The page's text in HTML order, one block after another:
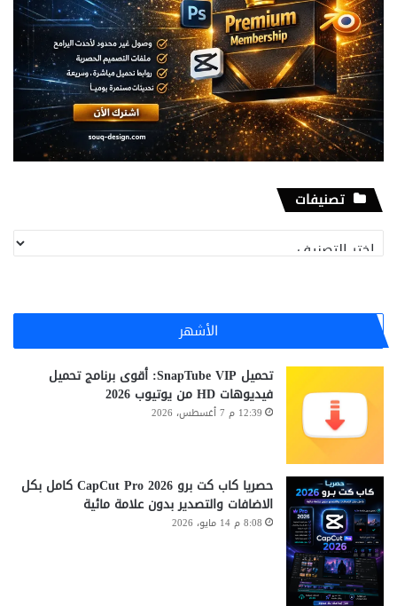
تصنيفات
تصنيفات
الأشهر
تحميل SnapTube VIP: أقوى برنامج تحميل
فيديوهات HD من يوتيوب 2026
12:39 م 7 أغسطس، 2026
حصريا كاب كت برو CapCut Pro 2026 كامل بكل
الاضافات والتصدير بدون علامة مائية
8:08 م 14 مايو، 2026